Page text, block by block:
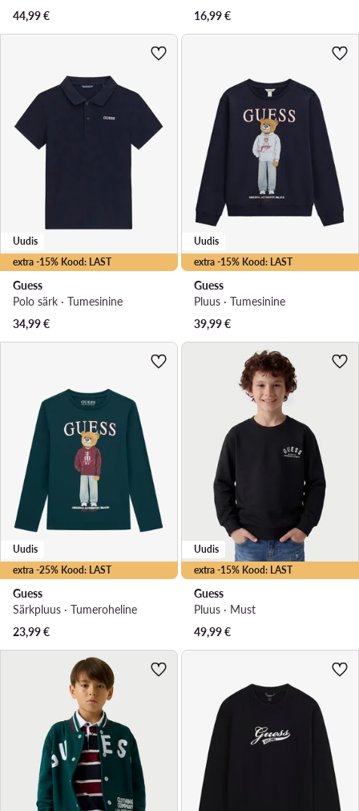
44,99€
16,99€
extra -15% Kood: LAST
Uudis
Guess
Polo särk · Tumesinine
34,99€
extra -15% Kood: LAST
Uudis
Guess
Pluus · Tumesinine
39,99€
extra -25% Kood: LAST
Uudis
Guess
Särkpluus · Tumeroheline
23,99€
extra -15% Kood: LAST
Uudis
Guess
Pluus · Must
49,99€